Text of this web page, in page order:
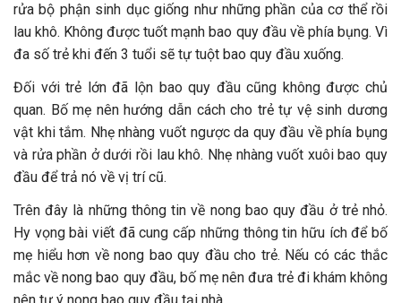
rửa bộ phận sinh dục giống như những phần của cơ thể rồi
lau khô. Không được tuốt mạnh bao quy đầu về phía bụng. Vì
đa số trẻ khi đến 3 tuổi sẽ tự tuột bao quy đầu xuống.
Đối với trẻ lớn đã lộn bao quy đầu cũng không được chủ
quan. Bố mẹ nên hướng dẫn cách cho trẻ tự vệ sinh dương
vật khi tắm. Nhẹ nhàng vuốt ngược da quy đầu về phía bụng
và rửa phần ở dưới rồi lau khô. Nhẹ nhàng vuốt xuôi bao quy
đầu để trả nó về vị trí cũ.
Trên đây là những thông tin về nong bao quy đầu ở trẻ nhỏ.
Hy vọng bài viết đã cung cấp những thông tin hữu ích để bố
mẹ hiểu hơn về nong bao quy đầu cho trẻ. Nếu có các thắc
mắc về nong bao quy đầu, bố mẹ nên đưa trẻ đi khám không